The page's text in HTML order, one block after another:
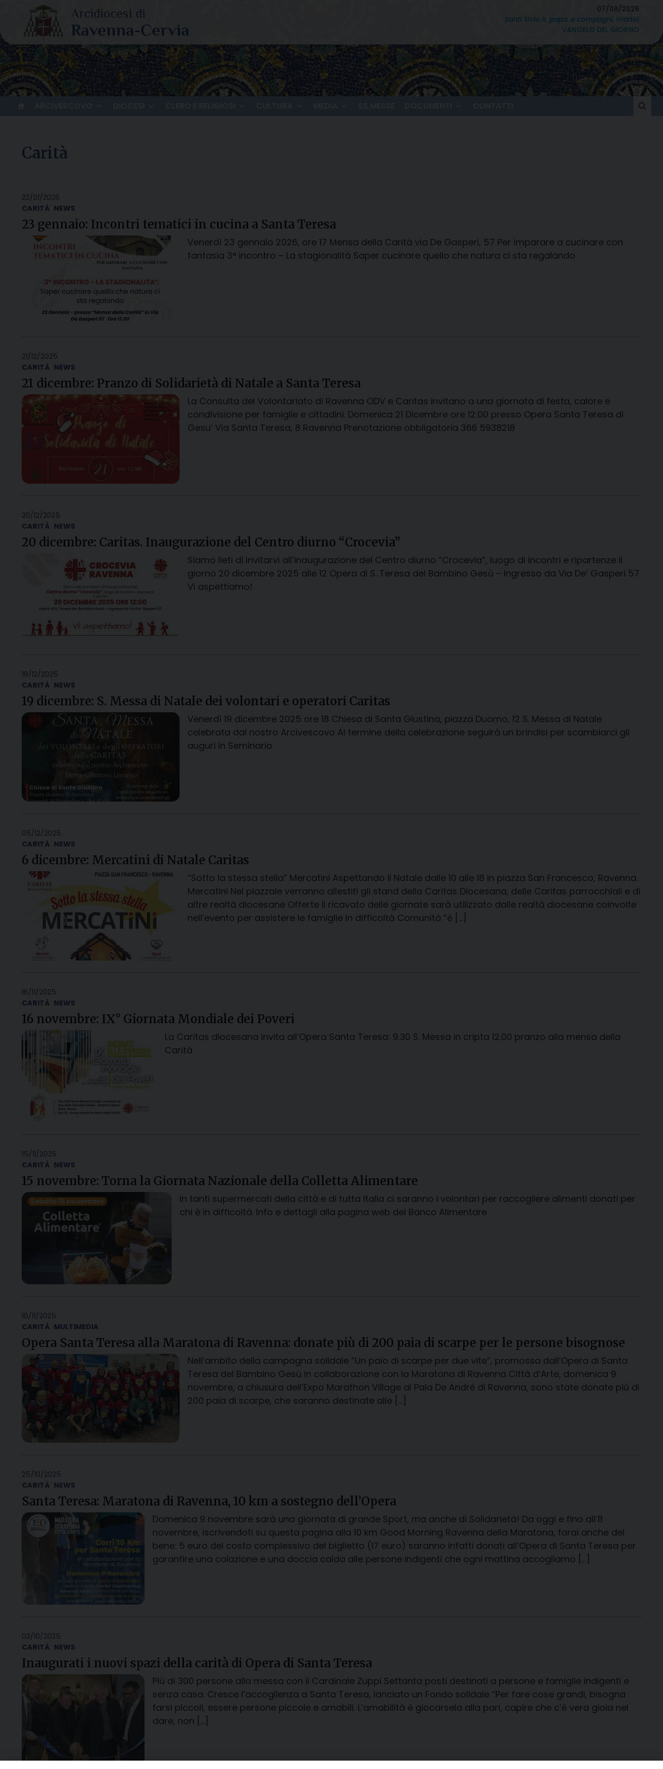
content
07/08/2026
Santi Sisto II, papa, e compagni, martiri
VANGELO DEL GIORNO
Carità
23/01/2026
CARITÀ NEWS
23 gennaio: Incontri tematici in cucina a Santa Teresa
Venerdì 23 gennaio 2026, ore 17 Mensa della Carità via De Gasperi, 57 Per imparare a cucinare con
fantasia 3° incontro – La stagionalità Saper cucinare quello che natura ci sta regalando
21/12/2025
CARITÀ NEWS
21 dicembre: Pranzo di Solidarietà di Natale a Santa Teresa
La Consulta del Volontariato di Ravenna ODV e Caritas invitano a una giornata di festa, calore e
condivisione per famiglie e cittadini. Domenica 21 Dicembre ore 12:00 presso Opera Santa Teresa di
Gesu’ Via Santa Teresa, 8 Ravenna Prenotazione obbligatoria 366 5938218
20/12/2025
CARITÀ NEWS
20 dicembre: Caritas. Inaugurazione del Centro diurno “Crocevia”
Siamo lieti di invitarvi all’inaugurazione del Centro diurno “Crocevia”, luogo di incontri e ripartenze il
giorno 20 dicembre 2025 alle 12 Opera di S. Teresa del Bambino Gesù – Ingresso da Via De’ Gasperi 57
Vi aspettiamo!
19/12/2025
CARITÀ NEWS
19 dicembre: S. Messa di Natale dei volontari e operatori Caritas
Venerdì 19 dicembre 2025 ore 18 Chiesa di Santa Giustina, piazza Duomo, 12 S. Messa di Natale
celebrata dal nostro Arcivescovo Al termine della celebrazione seguirà un brindisi per scambiarci gli
auguri in Seminario
05/12/2025
CARITÀ NEWS
6 dicembre: Mercatini di Natale Caritas
“Sotto la stessa stella” Mercatini Aspettando il Natale dalle 10 alle 18 in piazza San Francesco, Ravenna.
Mercatini Nel piazzale verranno allestiti gli stand della Caritas Diocesana, delle Caritas parrocchiali e di
altre realtà diocesane Offerte Il ricavato delle giornate sarà utilizzato dalle realtà diocesane coinvolte
nell’evento per assistere le famiglie in difficoltà Comunità “è […]
16/11/2025
CARITÀ NEWS
16 novembre: IX° Giornata Mondiale dei Poveri
La Caritas diocesana invita all’Opera Santa Teresa: 9.30 S. Messa in cripta 12.00 pranzo alla mensa della
Carità
15/11/2025
CARITÀ NEWS
15 novembre: Torna la Giornata Nazionale della Colletta Alimentare
In tanti supermercati della città e di tutta Italia ci saranno i volontari per raccogliere alimenti donati per
chi è in difficoltà. Info e dettagli alla pagina web del Banco Alimentare
10/11/2025
CARITÀ MULTIMEDIA
Opera Santa Teresa alla Maratona di Ravenna: donate più di 200 paia di scarpe per le persone bisognose
Nell’ambito della campagna solidale “Un paio di scarpe per due vite”, promossa dall’Opera di Santa
Teresa del Bambino Gesù in collaborazione con la Maratona di Ravenna Città d’Arte, domenica 9
novembre, a chiusura dell’Expo Marathon Village al Pala De André di Ravenna, sono state donate più di
200 paia di scarpe, che saranno destinate alle […]
25/10/2025
CARITÀ NEWS
Santa Teresa: Maratona di Ravenna, 10 km a sostegno dell’Opera
Domenica 9 novembre sarà una giornata di grande Sport, ma anche di Solidarietà! Da oggi e fino all’8
novembre, iscrivendoti su questa pagina alla 10 km Good Morning Ravenna della Maratona, farai anche del
bene: 5 euro del costo complessivo del biglietto (17 euro) saranno infatti donati all’Opera di Santa Teresa per
garantire una colazione e una doccia calda alle persone indigenti che ogni mattina accogliamo […]
02/10/2025
CARITÀ NEWS
Inaugurati i nuovi spazi della carità di Opera di Santa Teresa
Più di 300 persone alla messa con il Cardinale Zuppi Settanta posti destinati a persone e famiglie indigenti e
senza casa. Cresce l’accoglienza a Santa Teresa, lanciato un Fondo solidale “Per fare cose grandi, bisogna
farsi piccoli, essere persone piccole e amabili. L’amabilità è giocarsela alla pari, capire che c’è vera gioia nel
dare, non […]